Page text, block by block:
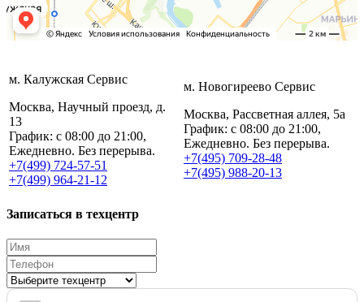
м. Калужская Сервис
Москва, Научный проезд, д.
13
График: с 08:00 до 21:00,
Ежедневно. Без перерыва.
+7(499) 724-57-51
+7(499) 964-21-12
м. Новогиреево Сервис
Москва, Рассветная аллея, 5а
График: с 08:00 до 21:00,
Ежедневно. Без перерыва.
+7(495) 709-28-48
+7(495) 988-20-13
Записаться в техцентр